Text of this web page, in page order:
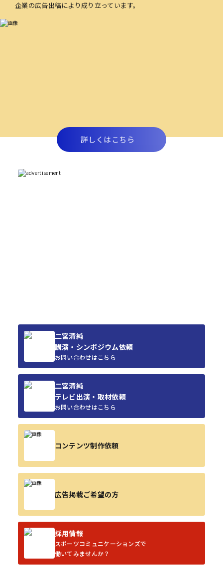
企業の広告出稿により成り立っています。
詳しくはこちら
二宮清純
講演・シンポジウム依頼
お問い合わせはこちら
二宮清純
テレビ出演・取材依頼
お問い合わせはこちら
コンテンツ制作依頼
広告掲載ご希望の方
採用情報
スポーツコミュニケーションズで
働いてみませんか？